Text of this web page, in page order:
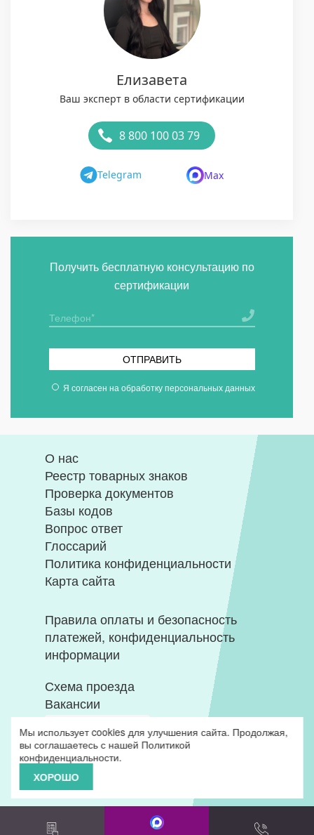
Елизавета
Ваш эксперт в области сертификации
8 800 100 03 79
Telegram Max
Получить бесплатную консультацию по
сертификации
ОТПРАВИТЬ
Я согласен на обработку персональных данных
О нас
Реестр товарных знаков
Проверка документов
Базы кодов
Вопрос ответ
Глоссарий
Политика конфиденциальности
Карта сайта
Правила оплаты и безопасность
платежей, конфиденциальность
информации
Схема проезда
Вакансии
Мы использует cookies для улучшения сайта. Продолжая,
вы соглашаетесь с нашей Политикой
конфиденциальности.
ХОРОШО